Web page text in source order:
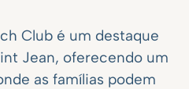
Club é um destaque
Jean, oferecendo um
as famílias podem